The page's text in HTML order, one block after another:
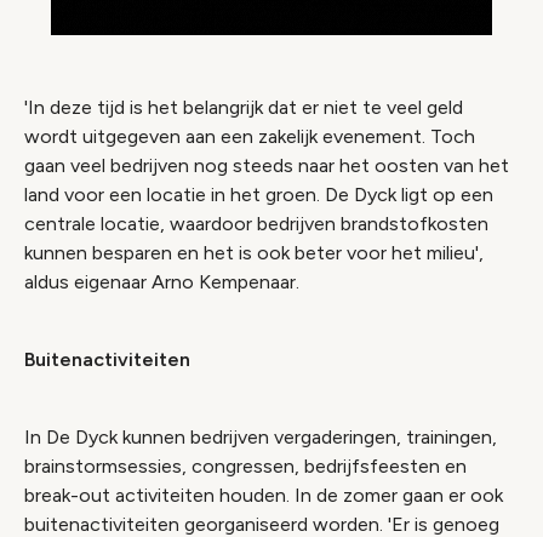
'In deze tijd is het belangrijk dat er niet te veel geld
wordt uitgegeven aan een zakelijk evenement. Toch
gaan veel bedrijven nog steeds naar het oosten van het
land voor een locatie in het groen. De Dyck ligt op een
centrale locatie, waardoor bedrijven brandstofkosten
kunnen besparen en het is ook beter voor het milieu',
aldus eigenaar Arno Kempenaar.
Buitenactiviteiten
In De Dyck kunnen bedrijven vergaderingen, trainingen,
brainstormsessies, congressen, bedrijfsfeesten en
break-out activiteiten houden. In de zomer gaan er ook
buitenactiviteiten georganiseerd worden. 'Er is genoeg